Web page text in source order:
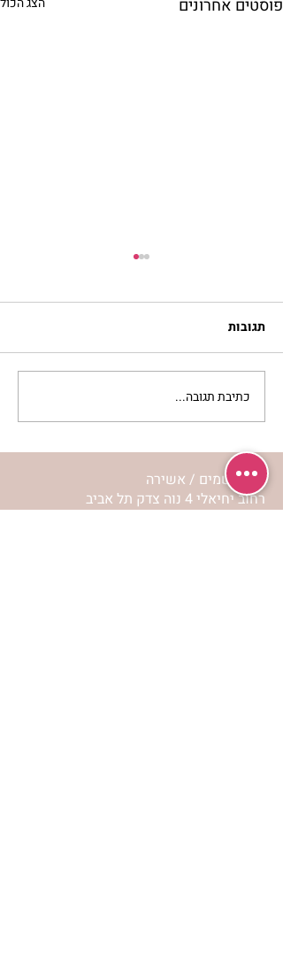
פוסטים אחרונים
מתגעגעות לבית המפגש,
השיעור לתשעה באב | הר'
ימימה מזרחי
תגובות
כתיבת תגובה...
מרכז שמים / אשירה
רחוב יחיאלי 4 נוה צדק תל אביב